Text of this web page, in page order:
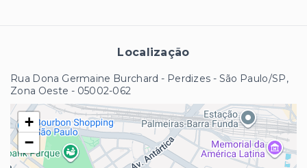
Localização
Rua Dona Germaine Burchard - Perdizes - São Paulo/SP,
Zona Oeste - 05002-062
+
−